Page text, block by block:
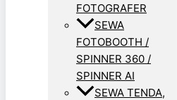
FOTOGRAFER
SEWA
FOTOBOOTH /
SPINNER 360 /
SPINNER AI
SEWA TENDA,